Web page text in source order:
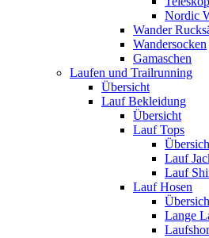
Nordic
Wander
Wandersocken
Gamaschen
Laufen und Trailrunning
Übersicht
Lauf Bekleidung
Übersicht
Lauf Tops
Lauf
Lauf
Lauf Hosen
Lange